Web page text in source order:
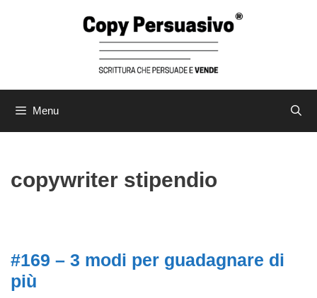
Menu
copywriter stipendio
#169 – 3 modi per guadagnare di
più